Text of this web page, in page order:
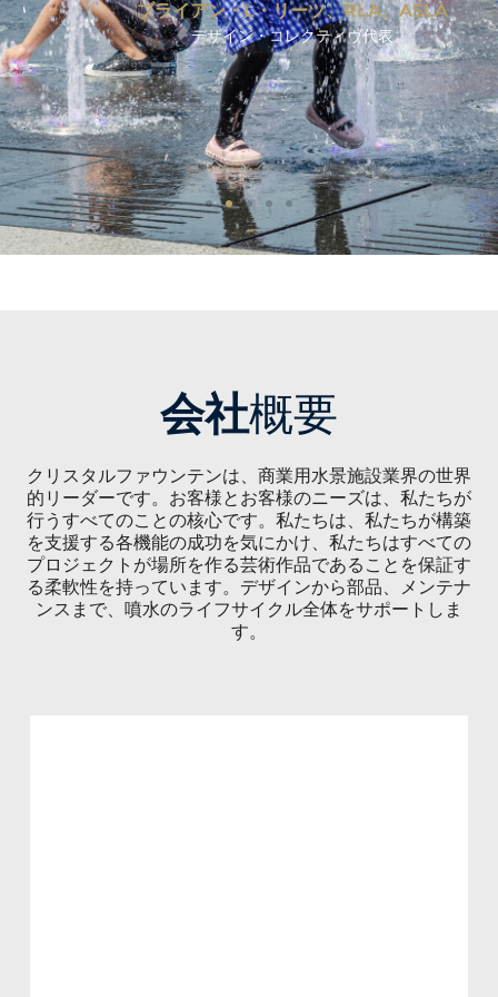
ブライアン・L・リーツ、RLA、ASLA
デザイン・コレクティヴ代表
会社概要
クリスタルファウンテンは、商業用水景施設業界の世界
的リーダーです。お客様とお客様のニーズは、私たちが
行うすべてのことの核心です。私たちは、私たちが構築
を支援する各機能の成功を気にかけ、私たちはすべての
プロジェクトが場所を作る芸術作品であることを保証す
る柔軟性を持っています。デザインから部品、メンテナ
ンスまで、噴水のライフサイクル全体をサポートしま
す。